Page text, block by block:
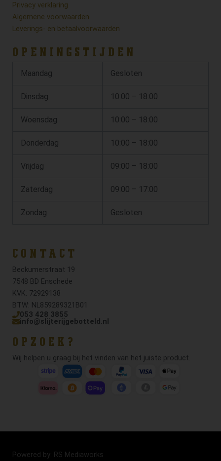
Privacy verklaring
Algemene voorwaarden
Leverings- en betaalvoorwaarden
OPENINGSTIJDEN
Maandag Gesloten
Dinsdag 10:00 – 18:00
Woensdag 10:00 – 18:00
Donderdag 10:00 – 18:00
Vrijdag 09:00 – 18:00
Zaterdag 09:00 – 17:00
Zondag Gesloten
CONTACT
Beckumerstraat 19
7548 BD Enschede
KVK: 72929138
BTW: NL859289321B01
053 428 3855
info@slijterijgebotteld.nl
OPZOEK?
Wij helpen u graag bij het vinden van het juiste product.
Powered by: RS Mediaworks